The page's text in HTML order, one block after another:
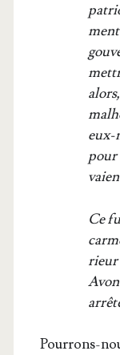
eux-
pour
Ce
rieur
Pour­rons-